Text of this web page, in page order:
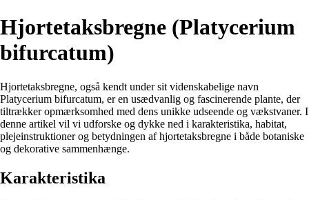
Hjortetaksbregne (Platycerium
bifurcatum)
Hjortetaksbregne, også kendt under sit videnskabelige navn
Platycerium bifurcatum, er en usædvanlig og fascinerende plante, der
tiltrækker opmærksomhed med dens unikke udseende og vækstvaner. I
denne artikel vil vi udforske og dykke ned i karakteristika, habitat,
plejeinstruktioner og betydningen af hjortetaksbregne i både botaniske
og dekorative sammenhænge.
Karakteristika